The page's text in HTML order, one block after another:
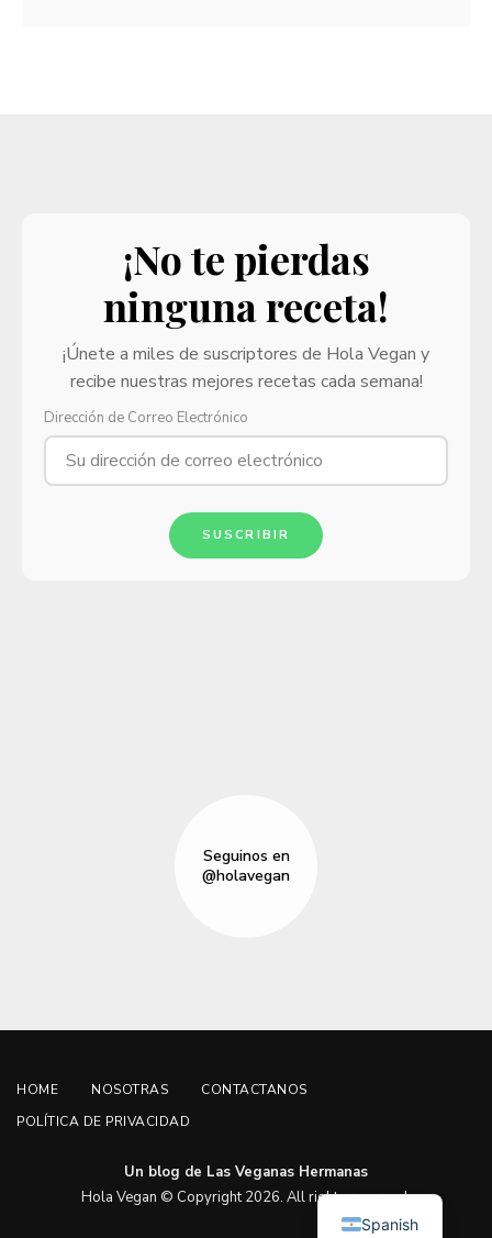
¡No te pierdas
ninguna receta!
¡Únete a miles de suscriptores de Hola Vegan y
recibe nuestras mejores recetas cada semana!
Dirección de Correo Electrónico
SUSCRIBIR
Seguinos en
@holavegan
HOME NOSOTRAS
CONTACTANOS
POLÍTICA DE PRIVACIDAD
Un blog de Las Veganas Hermanas
Hola Vegan © Copyright 2026. All rights reserved.
Spanish
English